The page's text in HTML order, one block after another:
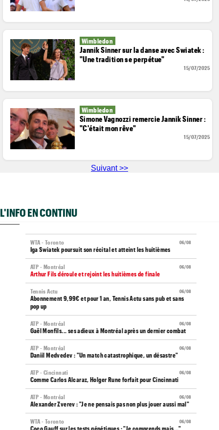
Wimbledon
Jannik Sinner sur la danse avec Swiatek :
"Une tradition se perpétue"
15/07/2025
Wimbledon
Simone Vagnozzi remercie Jannik Sinner :
"C'était mon rêve"
15/07/2025
Suivant >>
L'INFO EN CONTINU
06/08
WTA - Toronto
Iga Swiatek poursuit son récital et atteint les huitièmes
06/08
ATP - Montréal
Arthur Fils déroule et rejoint les huitièmes de finale
06/08
Tennis Actu
Abonnement 9,99€ et pour 1 an, Tennis Actu sans pub et sans
pop up
06/08
ATP - Montréal
Gaël Monfils... ses adieux à Montréal après un dernier combat
06/08
ATP - Montréal
Daniil Medvedev : "Un match catastrophique, un désastre"
06/08
ATP - Cincinnati
Comme Carlos Alcaraz, Holger Rune forfait pour Cincinnati
06/08
ATP - Montréal
Alexander Zverev : "Je ne pensais pas non plus jouer aussi mal"
06/08
WTA - Toronto